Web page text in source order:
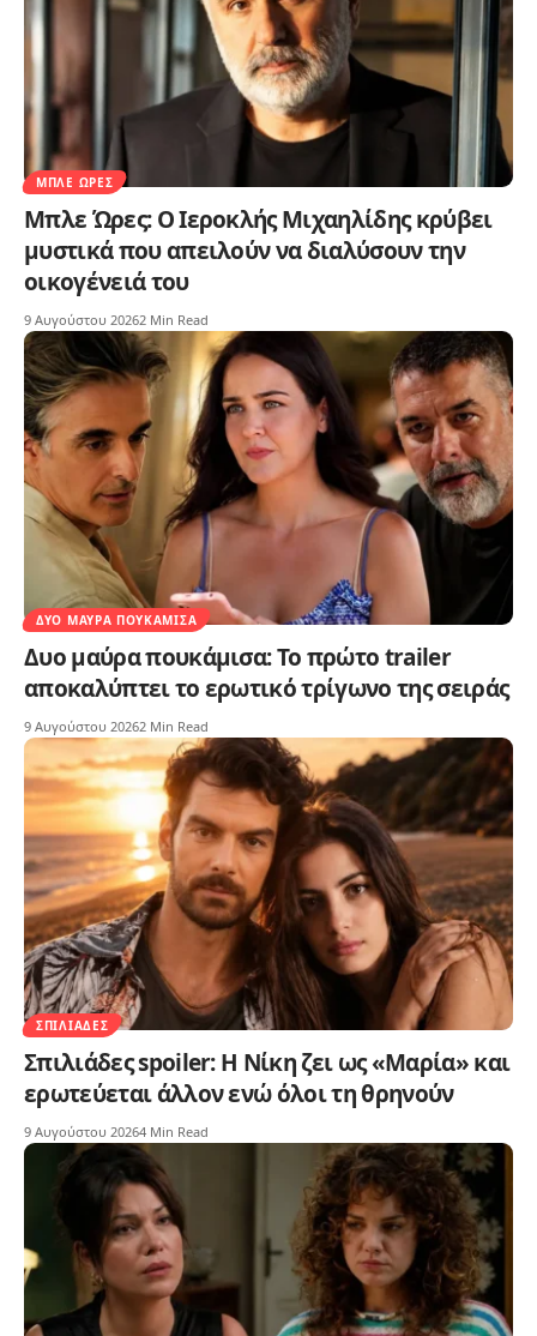
ΜΠΛΕ ΏΡΕΣ
Μπλε Ώρες: Ο Ιεροκλής Μιχαηλίδης κρύβει
μυστικά που απειλούν να διαλύσουν την
οικογένειά του
9 Αυγούστου 20262 Min Read
ΔΥΟ ΜΑΎΡΑ ΠΟΥΚΆΜΙΣΑ
Δυο μαύρα πουκάμισα: Το πρώτο trailer
αποκαλύπτει το ερωτικό τρίγωνο της σειράς
9 Αυγούστου 20262 Min Read
ΣΠΙΛΙΆΔΕΣ
Σπιλιάδες spoiler: Η Νίκη ζει ως «Μαρία» και
ερωτεύεται άλλον ενώ όλοι τη θρηνούν
9 Αυγούστου 20264 Min Read